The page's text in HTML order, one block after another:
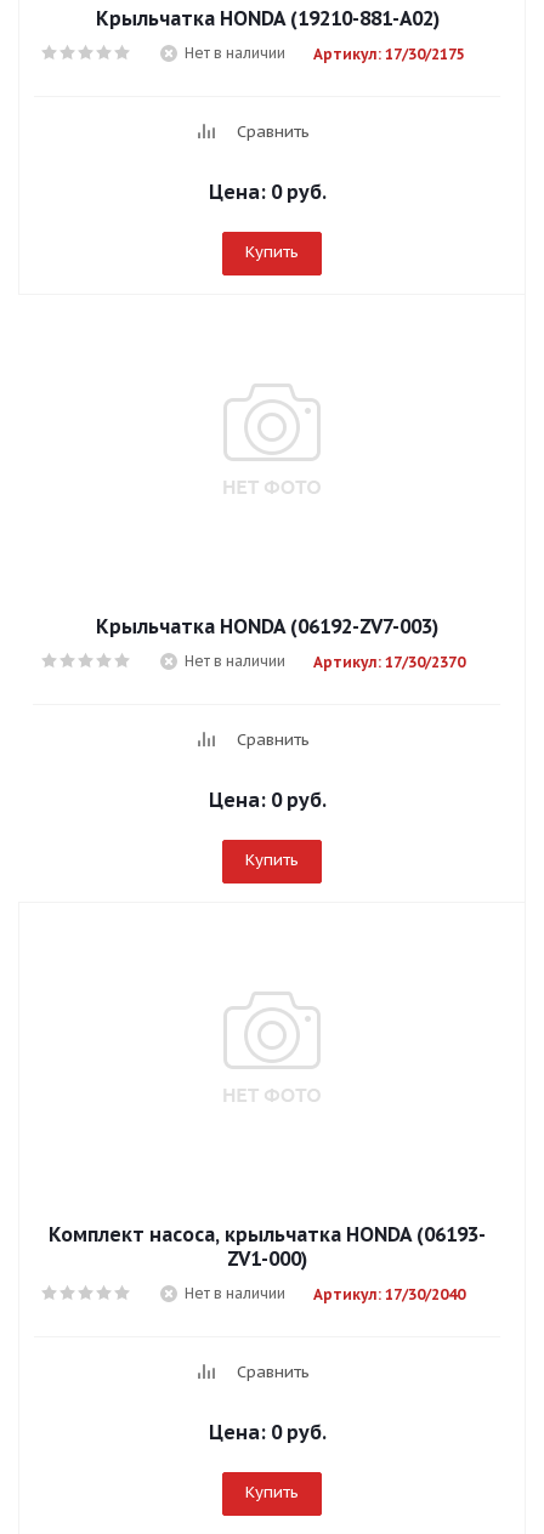
Крыльчатка HONDA (19210-881-A02)
Нет в наличии Артикул: 17/30/2175
Сравнить
Цена: 0 руб.
Купить
Крыльчатка HONDA (06192-ZV7-003)
Нет в наличии Артикул: 17/30/2370
Сравнить
Цена: 0 руб.
Купить
Комплект насоса, крыльчатка HONDA (06193-
ZV1-000)
Нет в наличии Артикул: 17/30/2040
Сравнить
Цена: 0 руб.
Купить